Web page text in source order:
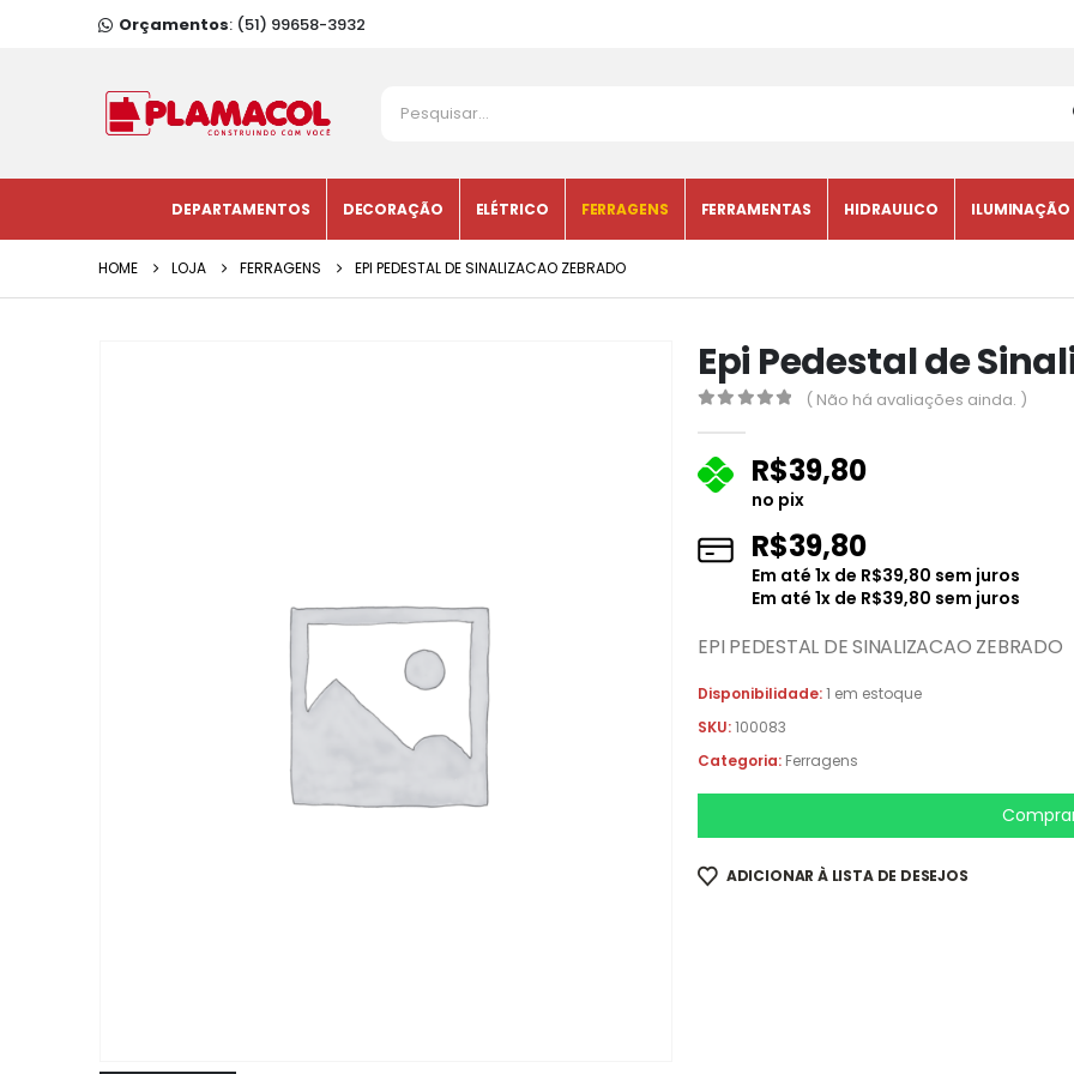
Orçamentos: (51) 99658-3932
DEPARTAMENTOS DECORAÇÃO ELÉTRICO FERRAGENS FERRAMENTAS HIDRAULICO ILUMINAÇÃO
HOME LOJA FERRAGENS EPI PEDESTAL DE SINALIZACAO ZEBRADO
Epi Pedestal de
( Não há avaliações ainda. )
R$39,80
no pix
R$39,80
Em até 1x de R$39,80 sem juros
Em até 1x de R$39,80 sem juros
EPI PEDESTAL DE SINALIZACAO ZEBRADO
Disponibilidade:1 em estoque
SKU:100083
Categoria: Ferragens
ADICIONAR À LISTA DE DESEJOS